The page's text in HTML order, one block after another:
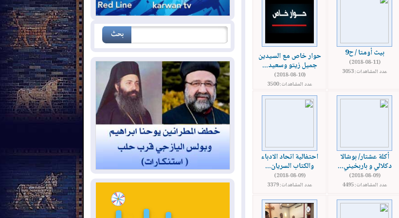
بيث أومتا / ح9
(2018-08-11)
عدد المشاهدات: 3053
حوار خاص مع السيدين
جميل زيتو وسعيد...
(2018-08-10)
عدد المشاهدات: 3500
أكلة عشتار/ بوشالا
دكلالي و باربخيني...
(2018-08-09)
عدد المشاهدات: 4495
احتفالية اتحاد الادباء
والكتاب السريان...
(2018-08-09)
عدد المشاهدات: 3379